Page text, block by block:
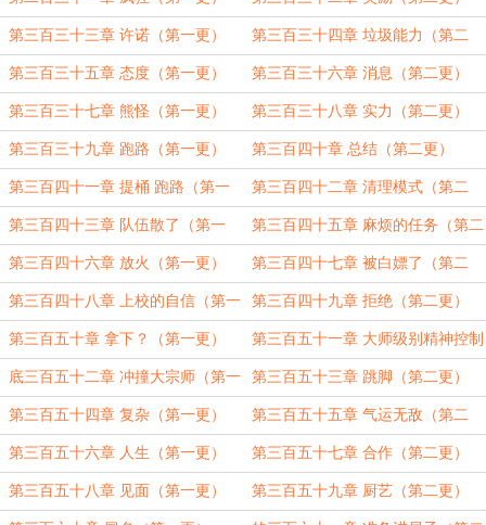
第三百三十三章 许诺（第一更） 第三百三十四章 垃圾能力（第二
更）
第三百三十五章 态度（第一更） 第三百三十六章 消息（第二更）
第三百三十七章 熊怪（第一更） 第三百三十八章 实力（第二更）
第三百三十九章 跑路（第一更） 第三百四十章 总结（第二更）
第三百四十一章 提桶 跑路（第一
更）
第三百四十二章 清理模式（第二
更）
第三百四十三章 队伍散了（第一
更）
第三百四十五章 麻烦的任务（第二
更）
第三百四十六章 放火（第一更） 第三百四十七章 被白嫖了（第二
更）
第三百四十八章 上校的自信（第一
更）
第三百四十九章 拒绝（第二更）
第三百五十章 拿下？（第一更） 第三百五十一章 大师级别精神控制
（第二更）
底三百五十二章 冲撞大宗师（第一
更）
第三百五十三章 跳脚（第二更）
第三百五十四章 复杂（第一更） 第三百五十五章 气运无敌（第二
更）
第三百五十六章 人生（第一更） 第三百五十七章 合作（第二更）
第三百五十八章 见面（第一更） 第三百五十九章 厨艺（第二更）